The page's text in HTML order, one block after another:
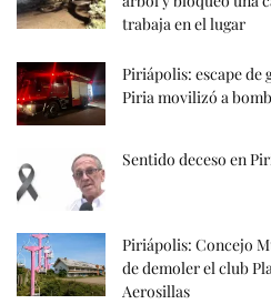
trabaja en el lugar
Piriápolis: escape de
Piria movilizó a
Sentido deceso en
Piriápolis: Concejo
de demoler el club
Aerosillas